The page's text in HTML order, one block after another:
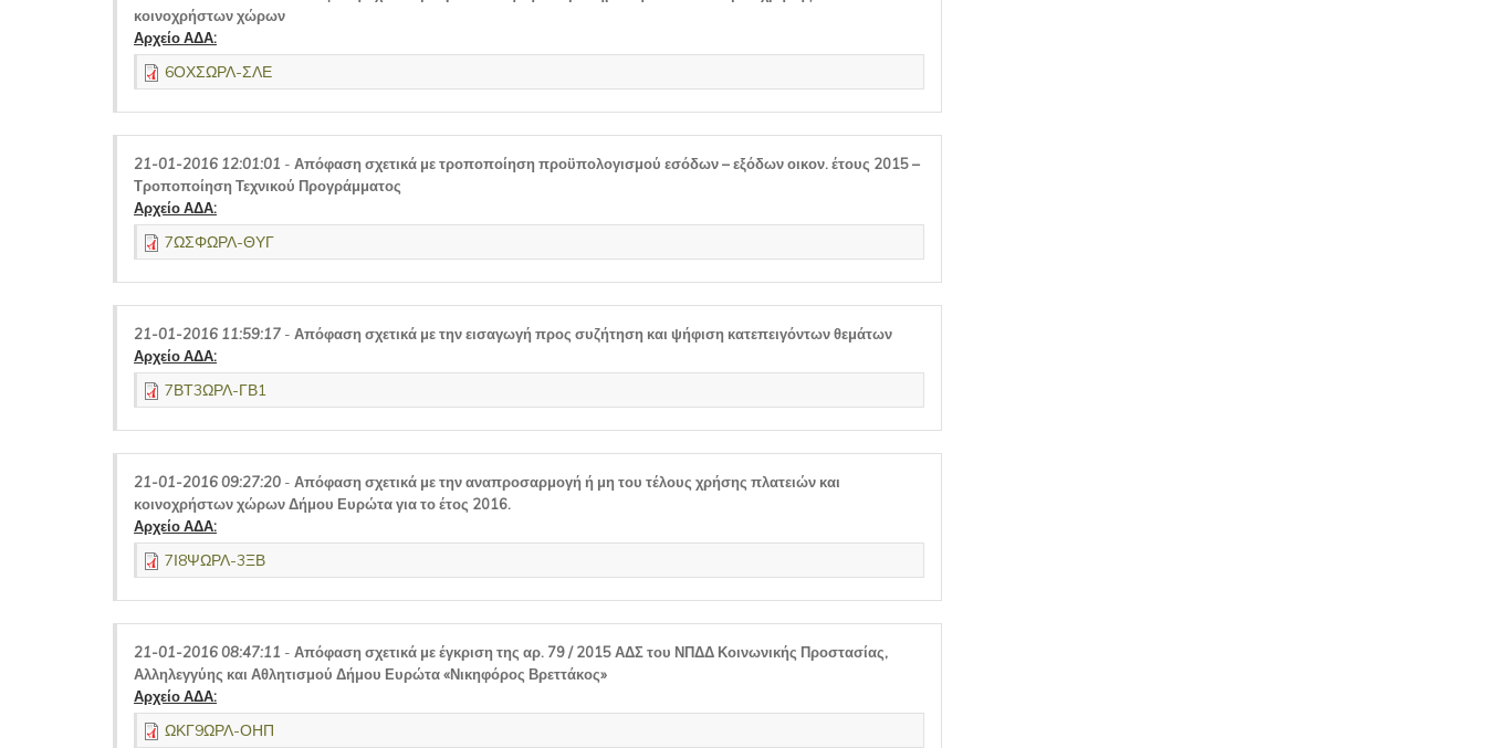
κοινοχρήστων χώρων
Αρχείο ΑΔΑ:
6ΟΧΣΩΡΛ-ΣΛΕ
21-01-2016 12:01:01 - Απόφαση σχετικά με τροποποίηση προϋπολογισμού εσόδων – εξόδων οικον. έτους 2015 –
Τροποποίηση Τεχνικού Προγράμματος
Αρχείο ΑΔΑ:
7ΩΣΦΩΡΛ-ΘΥΓ
21-01-2016 11:59:17 - Απόφαση σχετικά με την εισαγωγή προς συζήτηση και ψήφιση κατεπειγόντων θεμάτων
Αρχείο ΑΔΑ:
7ΒΤ3ΩΡΛ-ΓΒ1
21-01-2016 09:27:20 - Απόφαση σχετικά με την αναπροσαρμογή ή μη του τέλους χρήσης πλατειών και
κοινοχρήστων χώρων Δήμου Ευρώτα για το έτος 2016.
Αρχείο ΑΔΑ:
7Ι8ΨΩΡΛ-3ΞΒ
21-01-2016 08:47:11 - Απόφαση σχετικά με έγκριση της αρ. 79 / 2015 ΑΔΣ του ΝΠΔΔ Κοινωνικής Προστασίας,
Αλληλεγγύης και Αθλητισμού Δήμου Ευρώτα «Νικηφόρος Βρεττάκος»
Αρχείο ΑΔΑ:
ΩΚΓ9ΩΡΛ-ΟΗΠ